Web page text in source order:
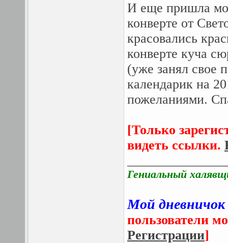
И еще пришла
конверте от
красовались
конверте куча
(уже занял свое
календарик на
пожеланиями.
[Только
видеть ссылки.
Гениальный
Мой
пользователи
Регистрации]